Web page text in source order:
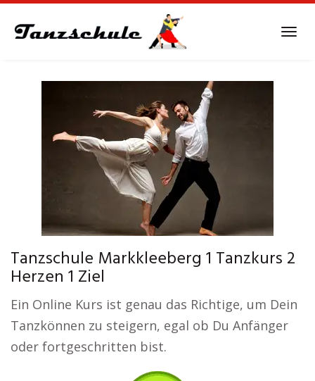
Tanzschule Markkleeberg 1 Tanzkurs 2
Herzen 1 Ziel
Ein Online Kurs ist genau das Richtige, um Dein
Tanzkönnen zu steigern, egal ob Du Anfänger
oder fortgeschritten bist.